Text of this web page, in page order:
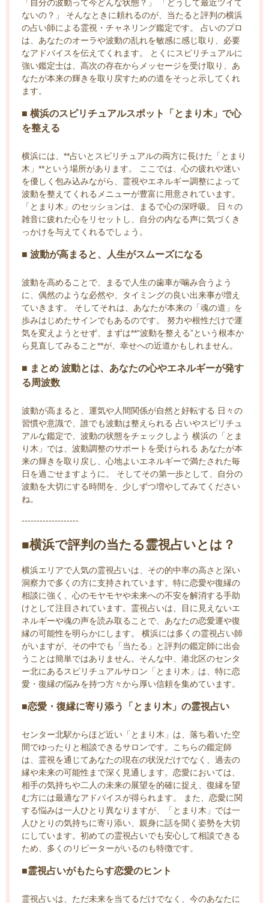
「自分の波動って今どんな状態？」 「どうして最近ツイて
ないの？」 そんなときに頼れるのが、当たると評判の横浜
の占い師による霊視・チャネリング鑑定です。 占いのプロ
は、あなたのオーラや波動の乱れを敏感に感じ取り、必要
なアドバイスを伝えてくれます。 とくにスピリチュアルに
強い鑑定士は、高次の存在からメッセージを受け取り、あ
なたが本来の輝きを取り戻すための道をそっと示してくれ
ます。
■ 横浜のスピリチュアルスポット「とまり木」で心
を整える
横浜には、**占いとスピリチュアルの両方に長けた「とまり
木」**という場所があります。 ここでは、心の疲れや迷い
を優しく包み込みながら、霊視やエネルギー調整によって
波動を整えてくれるメニューが豊富に用意されています。
「とまり木」のセッションは、まるで心の深呼吸。 日々の
雑音に疲れた心をリセットし、自分の内なる声に気づくき
っかけを与えてくれるでしょう。
■ 波動が高まると、人生がスムーズになる
波動を高めることで、まるで人生の歯車が噛み合うよう
に、偶然のような必然や、タイミングの良い出来事が増え
ていきます。 そしてそれは、あなたが本来の「魂の道」を
歩みはじめたサインでもあるのです。 努力や根性だけで運
気を変えようとせず、まずは**“波動を整える”という根本か
ら見直してみること**が、幸せへの近道かもしれません。
■ まとめ 波動とは、あなたの心やエネルギーが発す
る周波数
波動が高まると、運気や人間関係が自然と好転する 日々の
習慣や意識で、誰でも波動は整えられる 占いやスピリチュ
アルな鑑定で、波動の状態をチェックしよう 横浜の「とま
り木」では、波動調整のサポートを受けられる あなたが本
来の輝きを取り戻し、心地よいエネルギーで満たされた毎
日を過ごせますように。 そしてその第一歩として、自分の
波動を大切にする時間を、少しずつ増やしてみてください
ね。
-------------------
■横浜で評判の当たる霊視占いとは？
横浜エリアで人気の霊視占いは、その的中率の高さと深い
洞察力で多くの方に支持されています。特に恋愛や復縁の
相談に強く、心のモヤモヤや未来への不安を解消する手助
けとして注目されています。霊視占いは、目に見えないエ
ネルギーや魂の声を読み取ることで、あなたの恋愛運や復
縁の可能性を明らかにします。 横浜には多くの霊視占い師
がいますが、その中でも「当たる」と評判の鑑定師に出会
うことは簡単ではありません。そんな中、港北区のセンタ
ー北にあるスピリチュアルサロン「とまり木」は、特に恋
愛・復縁の悩みを持つ方々から厚い信頼を集めています。
■恋愛・復縁に寄り添う「とまり木」の霊視占い
センター北駅からほど近い「とまり木」は、落ち着いた空
間でゆったりと相談できるサロンです。こちらの鑑定師
は、霊視を通じてあなたの現在の状況だけでなく、過去の
縁や未来の可能性まで深く見通します。恋愛においては、
相手の気持ちや二人の未来の展望を的確に捉え、復縁を望
む方には最適なアドバイスが得られます。 また、恋愛に関
する悩みは一人ひとり異なりますが、「とまり木」では一
人ひとりの気持ちに寄り添い、親身に話を聞く姿勢を大切
にしています。初めての霊視占いでも安心して相談できる
ため、多くのリピーターがいるのも特徴です。
■霊視占いがもたらす恋愛のヒント
霊視占いは、ただ未来を当てるだけでなく、今のあなたに